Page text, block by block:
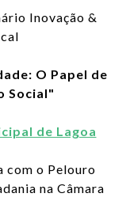
Inovação &
O Papel de
Social"
de Lagoa
com o Pelouro
na Câmara